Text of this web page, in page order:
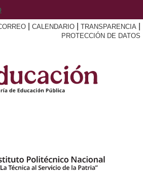
CALENDARIO TRANSPARENCIA
PROTECCIÓN DE DATOS